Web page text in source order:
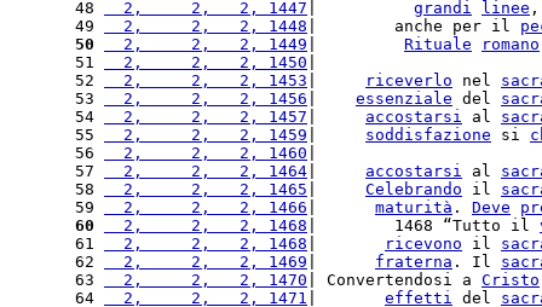
48
  2,     2,   2, 1447
grandi linee
49
  2,     2,   2, 1448
|        anche per il
50
  2,     2,   2, 1449
Rituale romano
51
  2,     2,   2, 1450
52
  2,     2,   2, 1453
riceverlo nel
53
  2,     2,   2, 1456
essenziale del
54
  2,     2,   2, 1457
accostarsi al
55
  2,     2,   2, 1459
soddisfazione si
56
  2,     2,   2, 1460
57
  2,     2,   2, 1464
accostarsi al
58
  2,     2,   2, 1465
Celebrando il
59
  2,     2,   2, 1466
maturità . Deve
60
  2,     2,   2, 1468
|        1468 “Tutto il
61
  2,     2,   2, 1468
ricevono il
62
  2,     2,   2, 1469
fraterna . Il
63
  2,     2,   2, 1470
| Convertendosi a Cristo
64
  2,     2,   2, 1471
effetti del